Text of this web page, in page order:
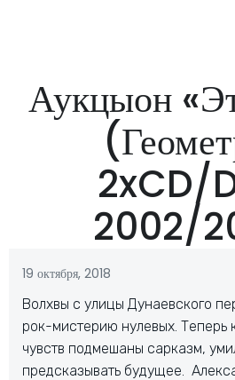
Аукцыон
2xCD/
2002/
19 октября, 2018
Волхвы с улицы Дунаевского
рок-мистерию нулевых. Теперь
чувств подмешаны сарказм,
предсказывать будущее.